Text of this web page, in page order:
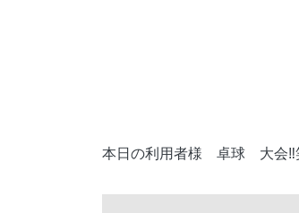
本日の利用者様 卓球 大会‼︎